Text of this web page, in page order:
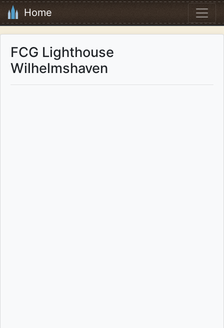
Home
FCG Lighthouse
Wilhelmshaven